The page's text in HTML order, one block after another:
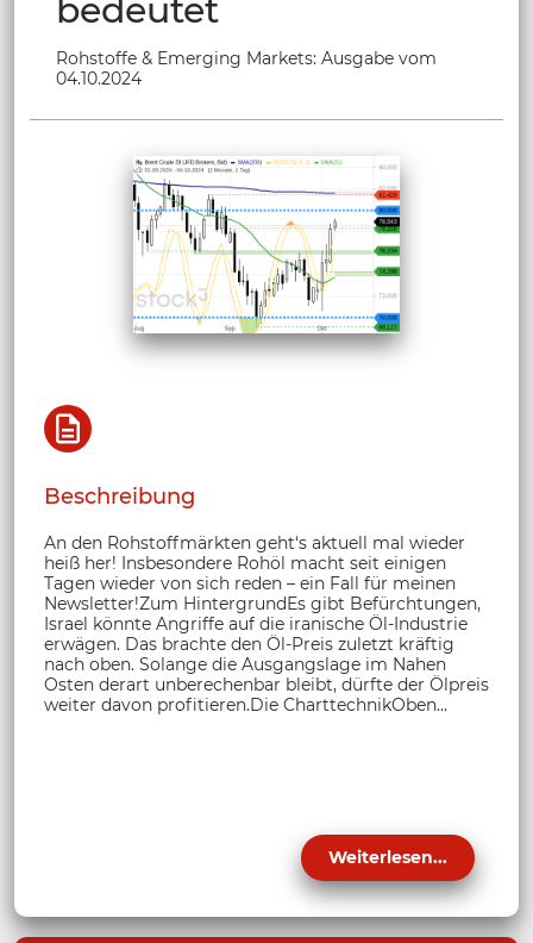
bedeutet
Rohstoffe & Emerging Markets: Ausgabe vom
04.10.2024
Beschreibung
An den Rohstoffmärkten geht‘s aktuell mal wieder
heiß her! Insbesondere Rohöl macht seit einigen
Tagen wieder von sich reden – ein Fall für meinen
Newsletter!Zum HintergrundEs gibt Befürchtungen,
Israel könnte Angriffe auf die iranische Öl-Industrie
erwägen. Das brachte den Öl-Preis zuletzt kräftig
nach oben. Solange die Ausgangslage im Nahen
Osten derart unberechenbar bleibt, dürfte der Ölpreis
weiter davon profitieren.Die CharttechnikOben...
Weiterlesen...